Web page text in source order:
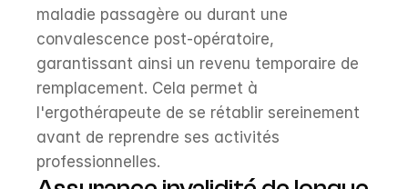
maladie passagère ou durant une
convalescence post-opératoire,
garantissant ainsi un revenu temporaire de
remplacement. Cela permet à
l'ergothérapeute de se rétablir sereinement
avant de reprendre ses activités
professionnelles.